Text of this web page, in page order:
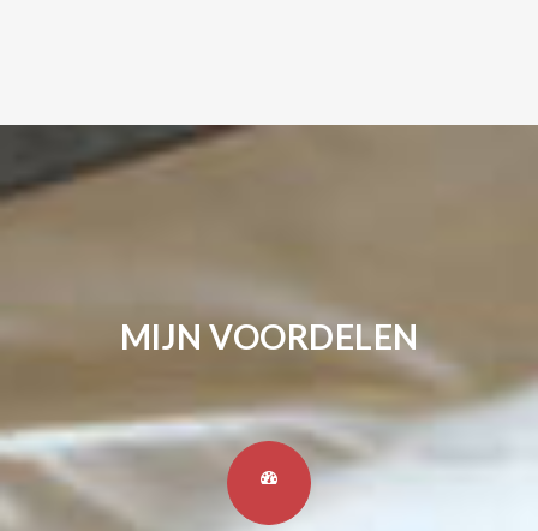
MIJN VOORDELEN